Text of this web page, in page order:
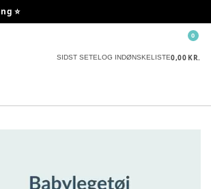
⭐️
SIDST SETELOG INDØNSKELISTE0,00 KR.
0